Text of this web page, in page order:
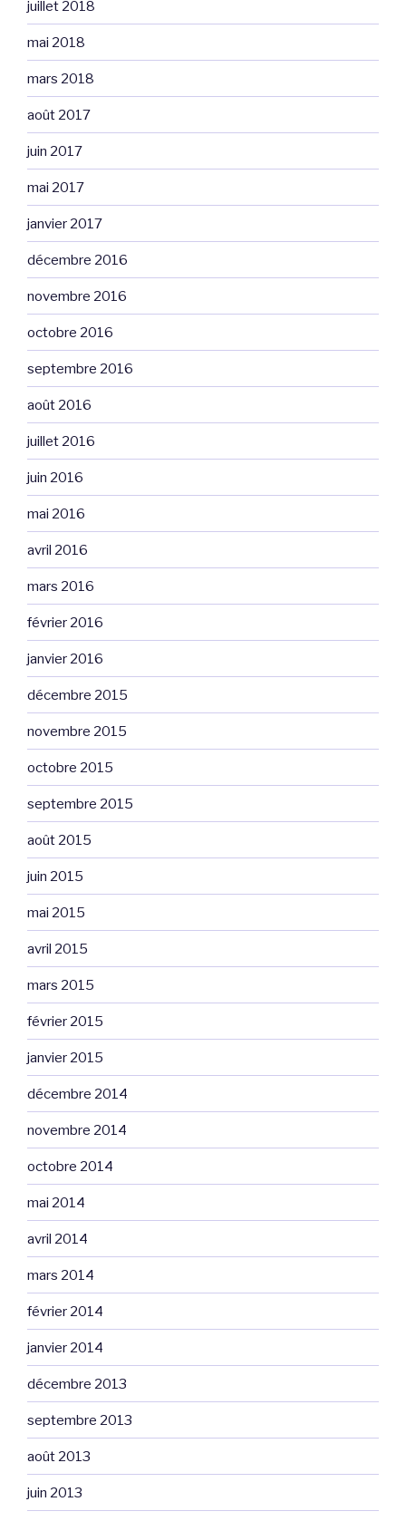
juillet 2018
mai 2018
mars 2018
août 2017
juin 2017
mai 2017
janvier 2017
décembre 2016
novembre 2016
octobre 2016
septembre 2016
août 2016
juillet 2016
juin 2016
mai 2016
avril 2016
mars 2016
février 2016
janvier 2016
décembre 2015
novembre 2015
octobre 2015
septembre 2015
août 2015
juin 2015
mai 2015
avril 2015
mars 2015
février 2015
janvier 2015
décembre 2014
novembre 2014
octobre 2014
mai 2014
avril 2014
mars 2014
février 2014
janvier 2014
décembre 2013
septembre 2013
août 2013
juin 2013